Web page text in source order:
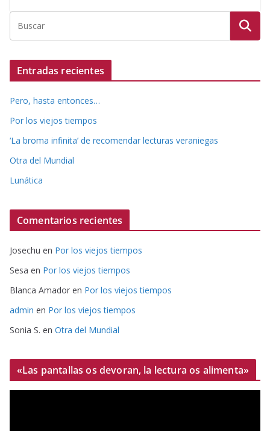
Entradas recientes
Pero, hasta entonces…
Por los viejos tiempos
‘La broma infinita’ de recomendar lecturas veraniegas
Otra del Mundial
Lunática
Comentarios recientes
Josechu en Por los viejos tiempos
Sesa en Por los viejos tiempos
Blanca Amador en Por los viejos tiempos
admin en Por los viejos tiempos
Sonia S. en Otra del Mundial
«Las pantallas os devoran, la lectura os alimenta»